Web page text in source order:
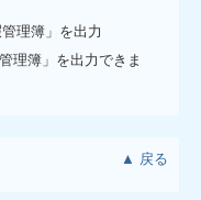
理簿」を出力できま
▲ 戻る